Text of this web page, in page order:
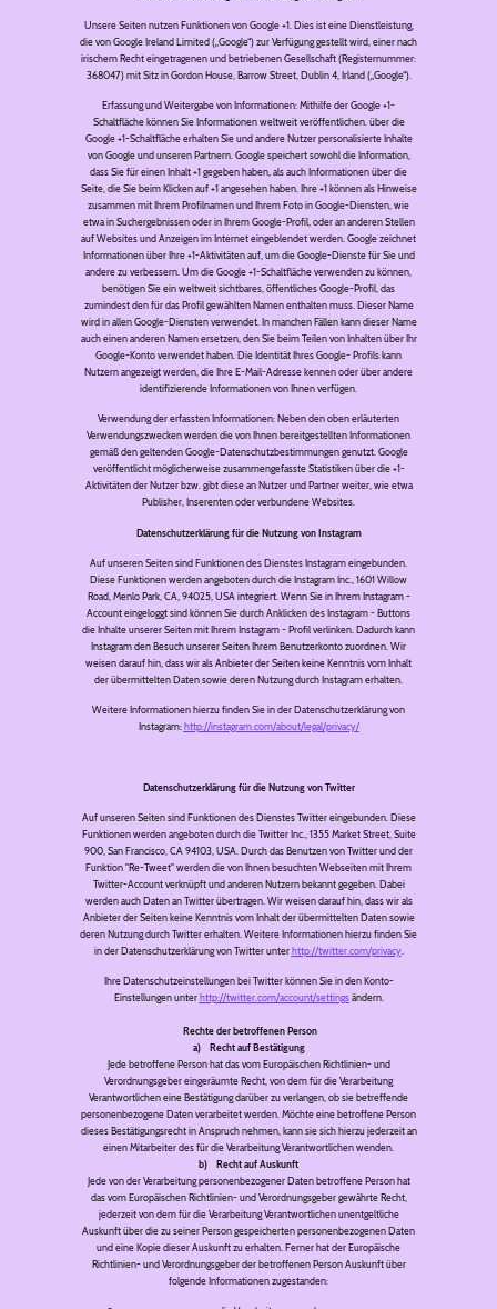
Unsere Seiten nutzen Funktionen von Google +1. Dies ist eine Dienstleistung,
die von Google Ireland Limited („Google“) zur Verfügung gestellt wird, einer nach
irischem Recht eingetragenen und betriebenen Gesellschaft (Registernummer:
368047) mit Sitz in Gordon House, Barrow Street, Dublin 4, Irland („Google“).
Erfassung und Weitergabe von Informationen: Mithilfe der Google +1-
Schaltfläche können Sie Informationen weltweit veröffentlichen. über die
Google +1-Schaltfläche erhalten Sie und andere Nutzer personalisierte Inhalte
von Google und unseren Partnern. Google speichert sowohl die Information,
dass Sie für einen Inhalt +1 gegeben haben, als auch Informationen über die
Seite, die Sie beim Klicken auf +1 angesehen haben. Ihre +1 können als Hinweise
zusammen mit Ihrem Profilnamen und Ihrem Foto in Google-Diensten, wie
etwa in Suchergebnissen oder in Ihrem Google-Profil, oder an anderen Stellen
auf Websites und Anzeigen im Internet eingeblendet werden. Google zeichnet
Informationen über Ihre +1-Aktivitäten auf, um die Google-Dienste für Sie und
andere zu verbessern. Um die Google +1-Schaltfläche verwenden zu können,
benötigen Sie ein weltweit sichtbares, öffentliches Google-Profil, das
zumindest den für das Profil gewählten Namen enthalten muss. Dieser Name
wird in allen Google-Diensten verwendet. In manchen Fällen kann dieser Name
auch einen anderen Namen ersetzen, den Sie beim Teilen von Inhalten über Ihr
Google-Konto verwendet haben. Die Identität Ihres Google- Profils kann
Nutzern angezeigt werden, die Ihre E-Mail-Adresse kennen oder über andere
identifizierende Informationen von Ihnen verfügen.
Verwendung der erfassten Informationen: Neben den oben erläuterten
Verwendungszwecken werden die von Ihnen bereitgestellten Informationen
gemäß den geltenden Google-Datenschutzbestimmungen genutzt. Google
veröffentlicht möglicherweise zusammengefasste Statistiken über die +1-
Aktivitäten der Nutzer bzw. gibt diese an Nutzer und Partner weiter, wie etwa
Publisher, Inserenten oder verbundene Websites.
Datenschutzerklärung für die Nutzung von Instagram
Auf unseren Seiten sind Funktionen des Dienstes Instagram eingebunden.
Diese Funktionen werden angeboten durch die Instagram Inc., 1601 Willow
Road, Menlo Park, CA, 94025, USA integriert. Wenn Sie in Ihrem Instagram -
Account eingeloggt sind können Sie durch Anklicken des Instagram - Buttons
die Inhalte unserer Seiten mit Ihrem Instagram - Profil verlinken. Dadurch kann
Instagram den Besuch unserer Seiten Ihrem Benutzerkonto zuordnen. Wir
weisen darauf hin, dass wir als Anbieter der Seiten keine Kenntnis vom Inhalt
der übermittelten Daten sowie deren Nutzung durch Instagram erhalten.
Weitere Informationen hierzu finden Sie in der Datenschutzerklärung von
Instagram:http://instagram.com/about/legal/privacy/
Datenschutzerklärung für die Nutzung von Twitter
Auf unseren Seiten sind Funktionen des Dienstes Twitter eingebunden. Diese
Funktionen werden angeboten durch die Twitter Inc., 1355 Market Street, Suite
900, San Francisco, CA 94103, USA. Durch das Benutzen von Twitter und der
Funktion "Re-Tweet" werden die von Ihnen besuchten Webseiten mit Ihrem
Twitter-Account verknüpft und anderen Nutzern bekannt gegeben. Dabei
werden auch Daten an Twitter übertragen. Wir weisen darauf hin, dass wir als
Anbieter der Seiten keine Kenntnis vom Inhalt der übermittelten Daten sowie
deren Nutzung durch Twitter erhalten. Weitere Informationen hierzu finden Sie
in der Datenschutzerklärung von Twitter unterhttp://twitter.com/privacy.
Ihre Datenschutzeinstellungen bei Twitter können Sie in den Konto-
Einstellungen unterhttp://twitter.com/account/settingsändern.
Rechte der betroffenen Person
a) Recht auf Bestätigung
Jede betroffene Person hat das vom Europäischen Richtlinien- und
Verordnungsgeber eingeräumte Recht, von dem für die Verarbeitung
Verantwortlichen eine Bestätigung darüber zu verlangen, ob sie betreffende
personenbezogene Daten verarbeitet werden. Möchte eine betroffene Person
dieses Bestätigungsrecht in Anspruch nehmen, kann sie sich hierzu jederzeit an
einen Mitarbeiter des für die Verarbeitung Verantwortlichen wenden.
b) Recht auf Auskunft
Jede von der Verarbeitung personenbezogener Daten betroffene Person hat
das vom Europäischen Richtlinien- und Verordnungsgeber gewährte Recht,
jederzeit von dem für die Verarbeitung Verantwortlichen unentgeltliche
Auskunft über die zu seiner Person gespeicherten personenbezogenen Daten
und eine Kopie dieser Auskunft zu erhalten. Ferner hat der Europäische
Richtlinien- und Verordnungsgeber der betroffenen Person Auskunft über
folgende Informationen zugestanden: